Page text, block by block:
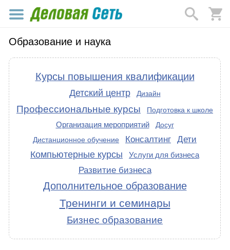
Образование и наука
Курсы повышения квалификации
Детский центр Дизайн
Профессиональные курсы Подготовка к школе
Организация мероприятий
Досуг
Дистанционное обучение
Консалтинг Дети
Компьютерные курсы Услуги для бизнеса
Развитие бизнеса
Дополнительное образование
Тренинги и семинары
Бизнес образование